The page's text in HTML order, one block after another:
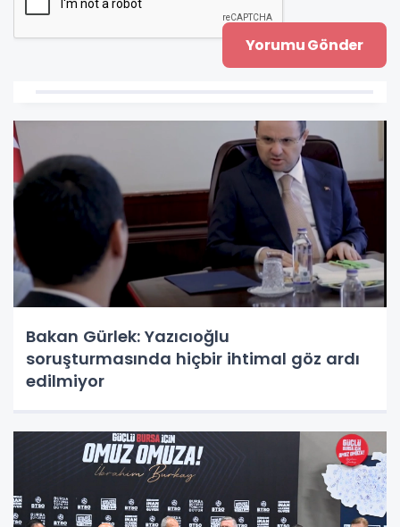
Bakan Gürlek: Yazıcıoğlu
soruşturmasında hiçbir ihtimal göz ardı
edilmiyor